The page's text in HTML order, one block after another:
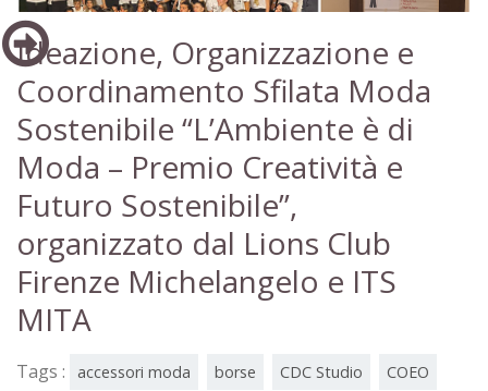
Ideazione, Organizzazione e
Coordinamento Sfilata Moda
Sostenibile “L’Ambiente è di
Moda – Premio Creatività e
Futuro Sostenibile”,
organizzato dal Lions Club
Firenze Michelangelo e ITS
MITA
Tags : accessori moda borse CDC Studio COEO